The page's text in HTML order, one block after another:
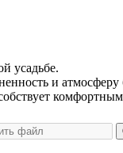
усадьбе.
и атмосферу